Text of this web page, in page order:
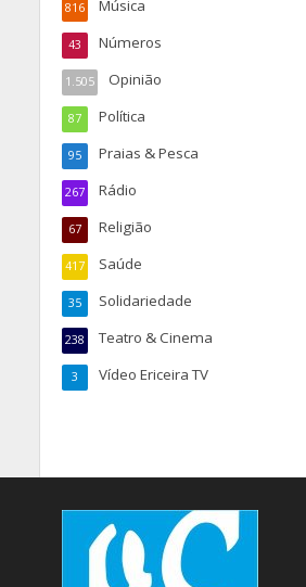
Música
816
Números
43
Opinião
1.505
Política
87
Praias & Pesca
95
Rádio
267
Religião
67
Saúde
417
Solidariedade
35
Teatro & Cinema
238
Vídeo Ericeira TV
3